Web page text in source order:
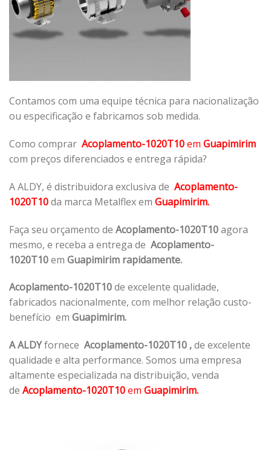
Contamos com uma equipe técnica para nacionalização
ou especificação e fabricamos sob medida.
Como comprar Acoplamento-1020T10em Guapimirim
com preços diferenciados e entrega rápida?
A ALDY, é distribuidora exclusiva de Acoplamento-
1020T10da marca Metalflex em Guapimirim.
Faça seu orçamento de Acoplamento-1020T10agora
mesmo, e receba a entrega de Acoplamento-
1020T10em Guapimirim rapidamente.
Acoplamento-1020T10de excelente qualidade,
fabricados nacionalmente, com melhor relação custo-
benefício em Guapimirim.
A ALDYfornece Acoplamento-1020T10 ,de excelente
qualidade e alta performance. Somos uma empresa
altamente especializada na distribuição, venda
de Acoplamento-1020T10em Guapimirim.